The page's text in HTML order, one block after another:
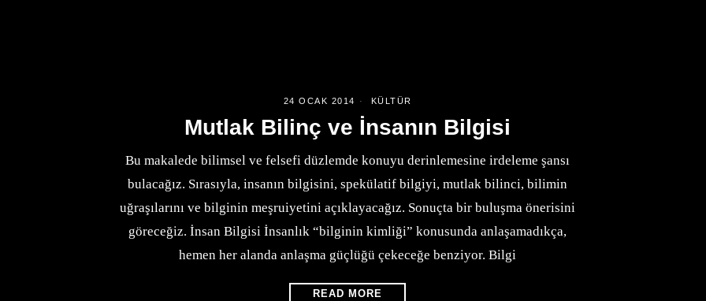
24 OCAK 2014 KÜLTÜR
Mutlak Bilinç ve İnsanın Bilgisi
Bu makalede bilimsel ve felsefi düzlemde konuyu derinlemesine irdeleme şansı
bulacağız. Sırasıyla, insanın bilgisini, spekülatif bilgiyi, mutlak bilinci, bilimin
uğraşılarını ve bilginin meşruiyetini açıklayacağız. Sonuçta bir buluşma önerisini
göreceğiz. İnsan Bilgisi İnsanlık “bilginin kimliği” konusunda anlaşamadıkça,
hemen her alanda anlaşma güçlüğü çekeceğe benziyor. Bilgi
READ MORE